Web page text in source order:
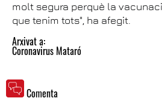
molt segura perquè la
que tenim tots", ha afegit.
Arxivat a:
Coronavirus Mataró
Comenta